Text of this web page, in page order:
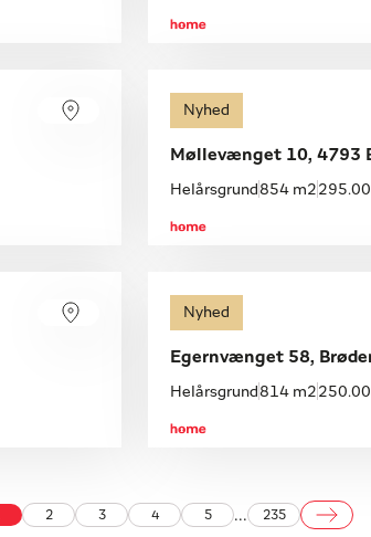
Nyhed
Møllevænget 10, 4793
Helårsgrund 854 m2
Nyhed
Egernvænget 58,
Helårsgrund 814 m2
2 3 4 5 ... 235